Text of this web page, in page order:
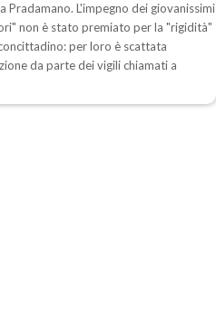
Pradamano. L'impegno dei giovanissimi
non è stato premiato per la "rigidità"
per loro è scattata
da parte dei vigili chiamati a